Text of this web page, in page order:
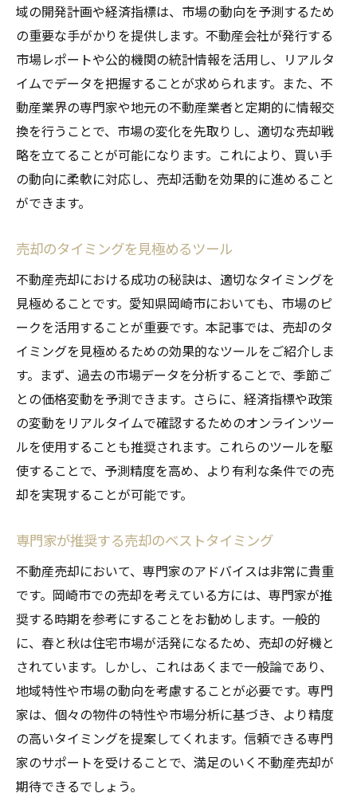
域の開発計画や経済指標は、市場の動向を予測するため
の重要な手がかりを提供します。不動産会社が発行する
市場レポートや公的機関の統計情報を活用し、リアルタ
イムでデータを把握することが求められます。また、不
動産業界の専門家や地元の不動産業者と定期的に情報交
換を行うことで、市場の変化を先取りし、適切な売却戦
略を立てることが可能になります。これにより、買い手
の動向に柔軟に対応し、売却活動を効果的に進めること
ができます。
売却のタイミングを見極めるツール
不動産売却における成功の秘訣は、適切なタイミングを
見極めることです。愛知県岡崎市においても、市場のピ
ークを活用することが重要です。本記事では、売却のタ
イミングを見極めるための効果的なツールをご紹介しま
す。まず、過去の市場データを分析することで、季節ご
との価格変動を予測できます。さらに、経済指標や政策
の変動をリアルタイムで確認するためのオンラインツー
ルを使用することも推奨されます。これらのツールを駆
使することで、予測精度を高め、より有利な条件での売
却を実現することが可能です。
専門家が推奨する売却のベストタイミング
不動産売却において、専門家のアドバイスは非常に貴重
です。岡崎市での売却を考えている方には、専門家が推
奨する時期を参考にすることをお勧めします。一般的
に、春と秋は住宅市場が活発になるため、売却の好機と
されています。しかし、これはあくまで一般論であり、
地域特性や市場の動向を考慮することが必要です。専門
家は、個々の物件の特性や市場分析に基づき、より精度
の高いタイミングを提案してくれます。信頼できる専門
家のサポートを受けることで、満足のいく不動産売却が
期待できるでしょう。